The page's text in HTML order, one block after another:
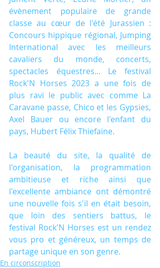
évènement populaire de grande
classe au cœur de l'été Jurassien :
Concours hippique régional, Jumping
International avec les meilleurs
cavaliers du monde, concerts,
spectacles équestres... Le festival
Rock'N Horses 2023 a une fois de
plus ravi le public avec comme La
Caravane passe, Chico et les Gypsies,
Axel Bauer ou encore l'enfant du
pays, Hubert Félix Thiefaine.
La beauté du site, la qualité de
l'organisation, la programmation
ambitieuse et riche ainsi que
l'excellente ambiance ont démontré
une nouvelle fois s'il en était besoin,
que loin des sentiers battus, le
festival Rock'N Horses est un rendez
vous pro et généreux, un temps de
partage unique en son genre.
En circonscription